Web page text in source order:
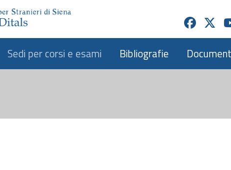
Sedi per corsi e esami Bibliografie